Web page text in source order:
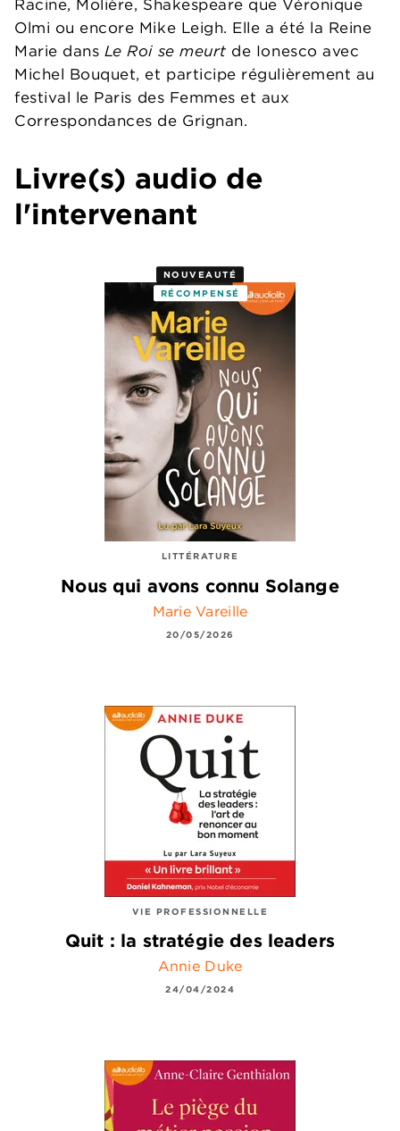
Racine, Molière, Shakespeare que Véronique
Olmi ou encore Mike Leigh. Elle a été la Reine
Marie dans Le Roi se meurt de Ionesco avec
Michel Bouquet, et participe régulièrement au
festival le Paris des Femmes et aux
Correspondances de Grignan.
Livre(s) audio de
l'intervenant
NOUVEAUTÉ
RÉCOMPENSÉ
LITTÉRATURE
Nous qui avons connu Solange
Marie Vareille
20/05/2026
VIE PROFESSIONNELLE
Quit : la stratégie des leaders
Annie Duke
24/04/2024